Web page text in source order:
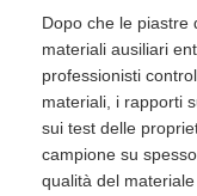
Dopo che le piastre
materiali ausiliari
professionisti
materiali, i rapporti
sui test delle
campione su
qualità del